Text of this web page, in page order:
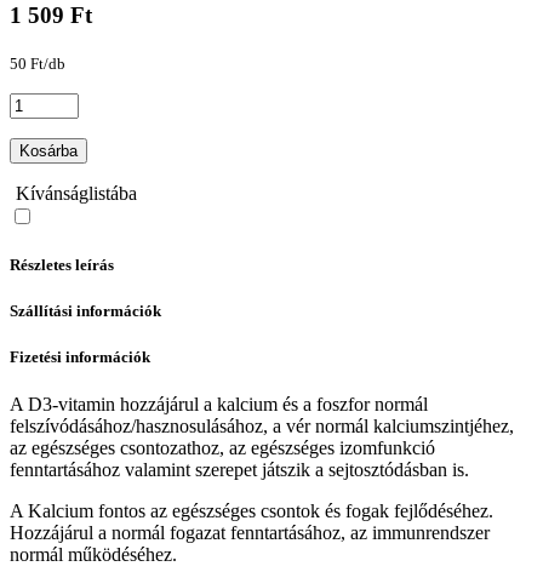
1 509 Ft
50 Ft/db
Kosárba
Kívánságlistába
Részletes leírás
Szállítási információk
Fizetési információk
A D3-vitamin hozzájárul a kalcium és a foszfor normál
felszívódásához/hasznosulásához, a vér normál kalciumszintjéhez,
az egészséges csontozathoz, az egészséges izomfunkció
fenntartásához valamint szerepet játszik a sejtosztódásban is.
A Kalcium fontos az egészséges csontok és fogak fejlődéséhez.
Hozzájárul a normál fogazat fenntartásához, az immunrendszer
normál működéséhez.